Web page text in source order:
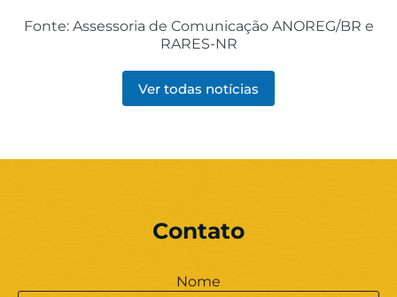
Fonte: Assessoria de Comunicação ANOREG/BR e
RARES-NR
Ver todas notícias
Contato
Nome